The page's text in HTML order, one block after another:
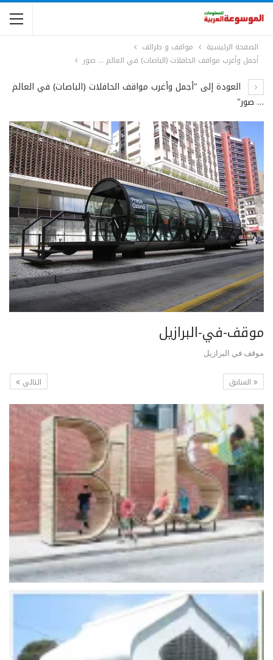
الصفحة الرئيسية
مواقف و طرائف
أجمل وأغرب مواقف الحافلات (الباصات) في العالم … صور
العودة إلى "أجمل وأغرب مواقف الحافلات (الباصات) في العالم
… صور"
موقف-في-البرازيل
موقف في البرازيل
التالي السابق